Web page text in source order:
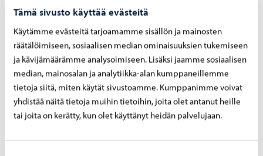
Tämä sivusto käyttää evästeitä
Käytämme evästeitä tarjoamamme sisällön ja mainosten
räätälöimiseen, sosiaalisen median ominaisuuksien tukemiseen
ja kävijämäärämme analysoimiseen. Lisäksi jaamme sosiaalisen
median, mainosalan ja analytiikka-alan kumppaneillemme
tietoja siitä, miten käytät sivustoamme. Kumppanimme voivat
yhdistää näitä tietoja muihin tietoihin, joita olet antanut heille
tai joita on kerätty, kun olet käyttänyt heidän palvelujaan.
(Lördagens favoriter), av Seppo Hovi och baserad
på Finlands Rundradios långlivade radioprogram.
I november, med anledning av jubileumsåret Jazz
Suomi 100, hör […]
30.1.2026
EVENEMANGSKALENDER